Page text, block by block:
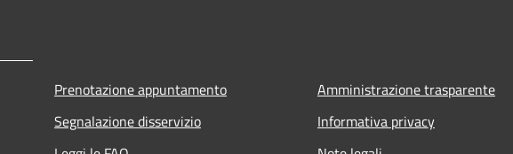
Prenotazione appuntamento
Segnalazione disservizio
Amministrazione trasparente
Informativa privacy